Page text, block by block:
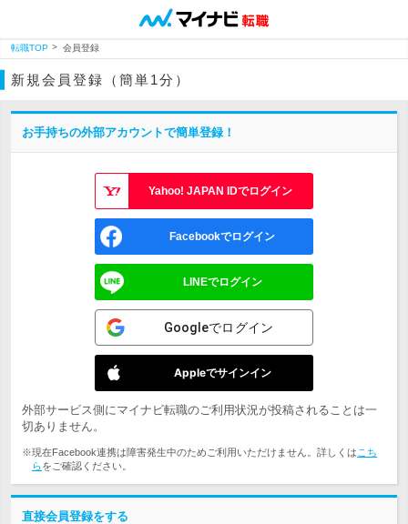
転職TOP 会員登録
新規会員登録（簡単1分）
お手持ちの外部アカウントで簡単登録！
Yahoo! JAPAN IDでログイン
Facebookでログイン
LINEでログイン
Googleでログイン
Appleでサインイン
外部サービス側にマイナビ転職のご利用状況が投稿されることは一
切ありません。
※現在Facebook連携は障害発生中のためご利用いただけません。詳しくは こち
らをご確認ください。
直接会員登録をする